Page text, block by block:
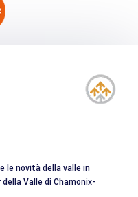
le novità della valle in
Valle di Chamonix-